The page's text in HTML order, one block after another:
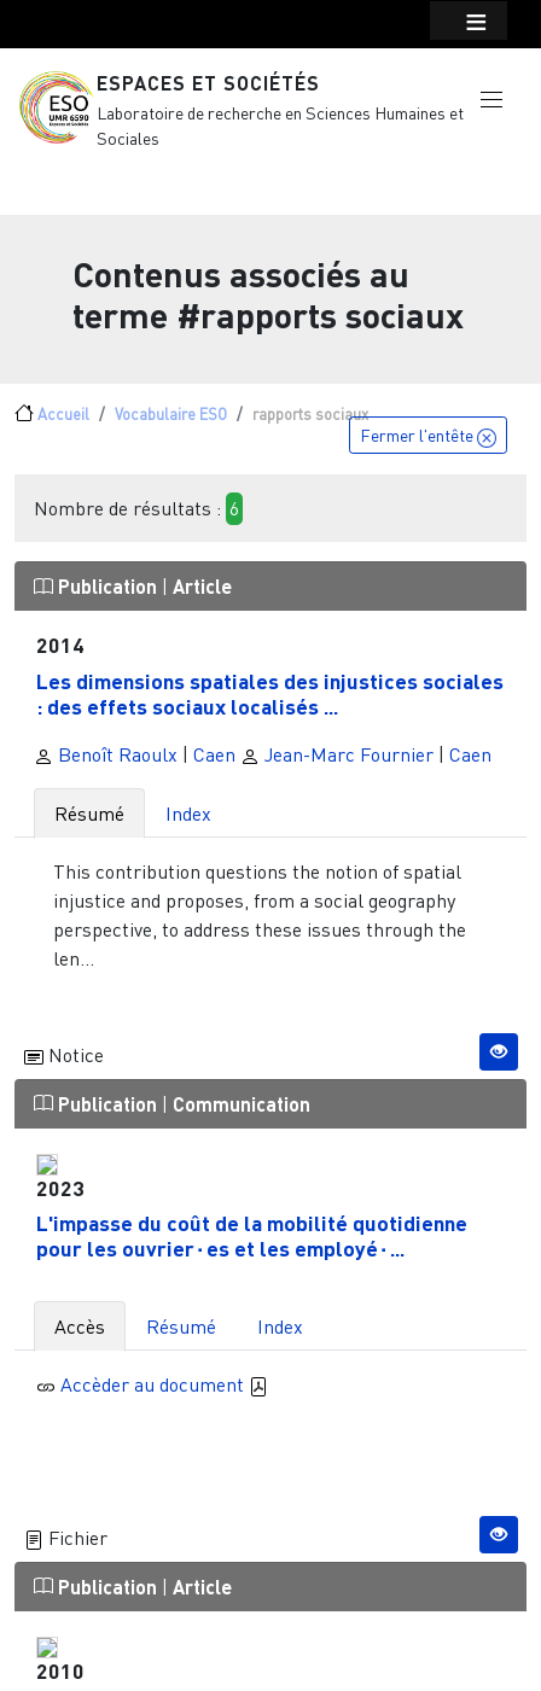
ESPACES ET SOCIÉTÉS
Laboratoire de recherche en Sciences Humaines et
Sociales
Contenus associés au
terme #rapports sociaux
Fil d'Ariane
Accueil Vocabulaire ESO rapports sociaux
Fermer l'entête
Nombre de résultats : 6
Publication Article
2014
Les dimensions spatiales des injustices sociales
: des effets sociaux localisés ...
Benoît Raoulx | Caen Jean-Marc Fournier | Caen
Résumé Index
This contribution questions the notion of spatial
injustice and proposes, from a social geography
perspective, to address these issues through the
len...
Notice
Publication | Communication
2023
L'impasse du coût de la mobilité quotidienne
pour les ouvrier⋅es et les employé⋅...
Accès Résumé Index
Accèder au document
Fichier
Publication | Article
2010